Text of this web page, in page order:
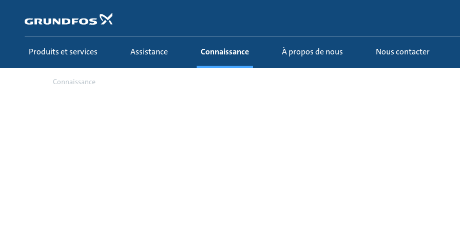
principal
Produits et services Assistance Connaissance À propos de nous Nous contacter
Connaissance